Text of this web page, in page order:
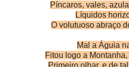
Píncaros, vales,
Líquidos
O volutuoso abraço
Mal a Águia
Fitou logo a